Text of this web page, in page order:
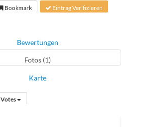
Bookmark Eintrag Verifizieren
Bewertungen
Fotos (1)
Karte
Votes